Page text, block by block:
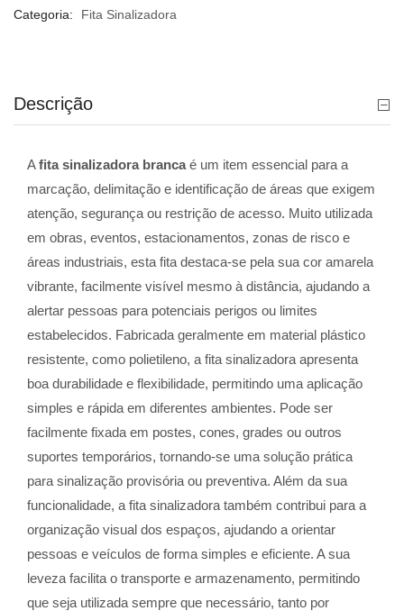
Categoria:
Fita Sinalizadora
Descrição
Afita sinalizadora brancaé um item essencial para a
marcação, delimitação e identificação de áreas que exigem
atenção, segurança ou restrição de acesso. Muito utilizada
em obras, eventos, estacionamentos, zonas de risco e
áreas industriais, esta fita destaca-se pela sua cor amarela
vibrante, facilmente visível mesmo à distância, ajudando a
alertar pessoas para potenciais perigos ou limites
estabelecidos. Fabricada geralmente em material plástico
resistente, como polietileno, a fita sinalizadora apresenta
boa durabilidade e flexibilidade, permitindo uma aplicação
simples e rápida em diferentes ambientes. Pode ser
facilmente fixada em postes, cones, grades ou outros
suportes temporários, tornando-se uma solução prática
para sinalização provisória ou preventiva. Além da sua
funcionalidade, a fita sinalizadora também contribui para a
organização visual dos espaços, ajudando a orientar
pessoas e veículos de forma simples e eficiente. A sua
leveza facilita o transporte e armazenamento, permitindo
que seja utilizada sempre que necessário, tanto por